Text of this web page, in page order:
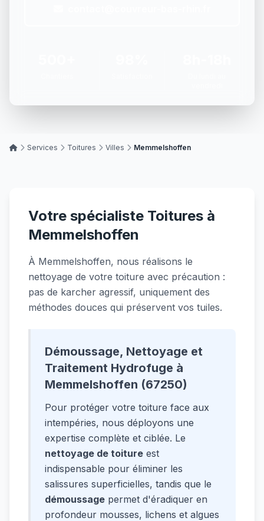
Services Toitures Villes Memmelshoffen
Votre spécialiste Toitures à
Memmelshoffen
À Memmelshoffen, nous réalisons le
nettoyage de votre toiture avec précaution :
pas de karcher agressif, uniquement des
méthodes douces qui préservent vos tuiles.
Démoussage, Nettoyage et
Traitement Hydrofuge à
Memmelshoffen (67250)
Pour protéger votre toiture face aux
intempéries, nous déployons une
expertise complète et ciblée. Le
nettoyage de toiture est
indispensable pour éliminer les
salissures superficielles, tandis que le
démoussage permet d'éradiquer en
profondeur mousses, lichens et algues